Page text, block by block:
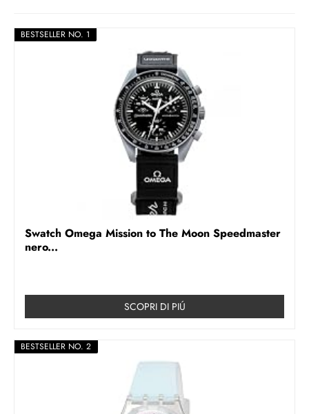
BESTSELLER NO. 1
Swatch Omega Mission to The Moon Speedmaster
nero...
SCOPRI DI PIÚ
BESTSELLER NO. 2